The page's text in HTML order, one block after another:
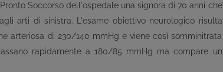
Soccorso dell'ospedale una signora di 70 anni che
arti di sinistra. L'esame obiettivo neurologico risulta
arteriosa di 230/140 mmHg e viene così somminitrata
rapidamente a 180/85 mmHg ma compare un